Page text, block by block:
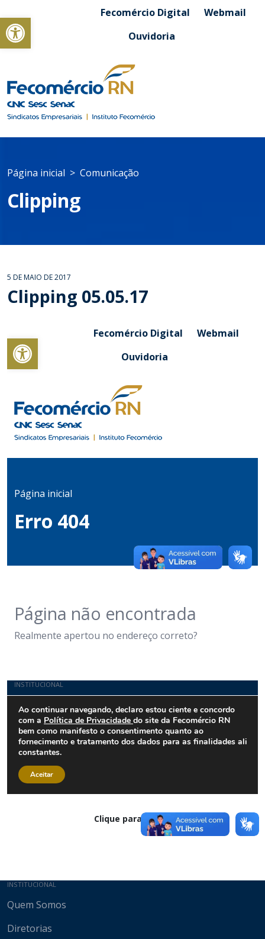
Abrir a barra de ferramentasFecomércio Digital
Webmail
Ouvidoria
Página inicial Comunicação
Clipping
5 DE MAIO DE 2017
Clipping 05.05.17
Clique para baixar
Mapa do site
INSTITUCIONAL
Quem Somos
Diretorias